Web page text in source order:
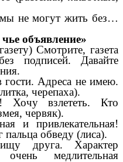
не могут жить без…
объявление»
Смотрите, газета
подписей. Давайте
Адреса не имею.
черепаха).
Хочу взлететь. Кто
червяк).
и привлекательная!
обведу (лиса).
друга. Характер
медлительная